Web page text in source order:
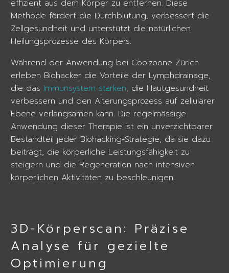
effizient aus dem Körper zu entfernen. Diese
Methode fördert die Durchblutung, verbessert die
Zellgesundheit und unterstützt die natürlichen
Heilungsprozesse des Körpers.
Während der Anwendung bei Coolzoone Zürich
erleben Biohacker die Vorteile der Lymphdrainage,
die das Immunsystem stärken, die Hautgesundheit
verbessern und den Alterungsprozess auf zellulärer
Ebene verlangsamen kann. Die regelmässige
Anwendung dieser Therapie ist ein unverzichtbarer
Bestandteil jeder Biohacking-Strategie, da sie dazu
beiträgt, die körperliche Leistungsfähigkeit zu
steigern und die Regeneration nach intensiven
körperlichen Aktivitäten zu beschleunigen.
3D-Körperscan: Präzise
Analyse für gezielte
Optimierung